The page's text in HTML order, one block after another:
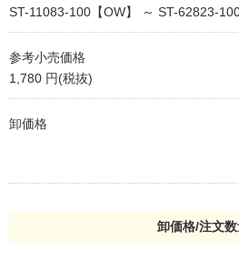
ST-11083-100【OW】 ～ ST-62823-100
参考小売価格
1,780 円(税抜)
卸価格
卸価格/注文